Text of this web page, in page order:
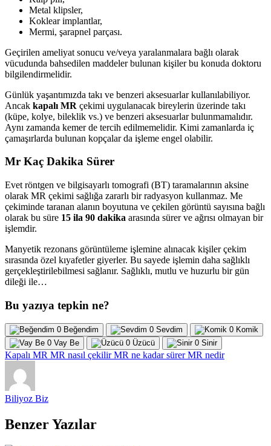
Metal klipsler,
Koklear implantlar,
Mermi, şarapnel parçası.
Geçirilen ameliyat sonucu ve/veya yaralanmalara bağlı olarak
vücudunda bahsedilen maddeler bulunan kişiler bu konuda doktoru
bilgilendirmelidir.
Günlük yaşantımızda takı ve benzeri aksesuarlar kullanılabiliyor.
Ancak kapalı MR çekimi uygulanacak bireylerin üzerinde takı
(küpe, kolye, bileklik vs.) ve benzeri aksesuarlar bulunmamalıdır.
Aynı zamanda kemer de tercih edilmemelidir. Kimi zamanlarda iç
çamaşırlarda bulunan kopçalar da işleme engel olabilir.
Mr Kaç Dakika Sürer
Evet röntgen ve bilgisayarlı tomografi (BT) taramalarının aksine
olarak MR çekimi sağlığa zararlı bir radyasyon kullanmaz. Me
çekiminde taranan alanın boyutuna ve çekilen görüntü sayısına bağlı
olarak bu süre 15 ila 90 dakika arasında sürer ve ağrısı olmayan bir
işlemdir.
Manyetik rezonans görüntüleme işlemine alınacak kişiler çekim
sırasında özel kıyafetler giyerler. Bu sayede işlemin daha sağlıklı
gerçekleştirilebilmesi sağlanır. Sağlıklı, mutlu ve huzurlu bir gün
dileği ile…
Bu yazıya tepkin ne?
0 Beğendim 0 Sevdim 0 Komik
0 Vay Be 0 Üzücü 0 Sinir
Kapalı MR MR nasıl çekilirMR ne kadar sürerMR nedir
Biliyoz Biz
Benzer Yazılar